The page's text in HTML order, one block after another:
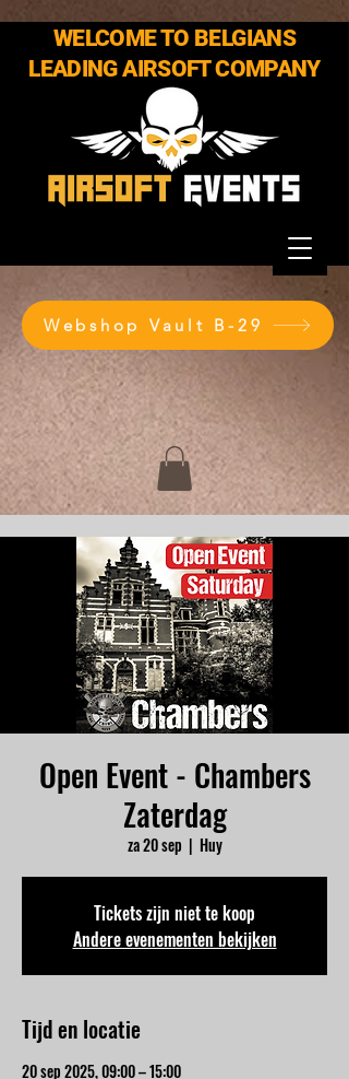
WELCOME TO BELGIANS
LEADING AIRSOFT COMPANY
Webshop Vault B-29
Open Event - Chambers
Zaterdag
za 20 sep
  |
Huy
Tickets zijn niet te koop
Andere evenementen bekijken
Tijd en locatie
20 sep 2025, 09:00 – 15:00